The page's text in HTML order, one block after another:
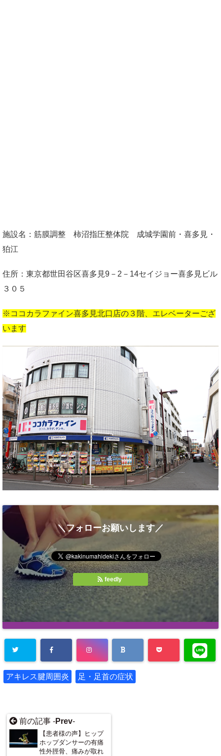
施設名：筋膜調整 柿沼指圧整体院 成城学園前・喜多見・
狛江
住所：東京都世田谷区喜多見9－2－14セイジョー喜多見ビル
３０５
※ココカラファイン喜多見北口店の３階、エレベーターござ
います
＼フォローお願いします／
feedly
アキレス腱周囲炎 足・足首の症状
前の記事 -Prev-
【患者様の声】ヒップ
ホップダンサーの有痛
性外脛骨、痛みが取れ